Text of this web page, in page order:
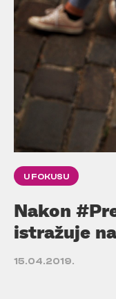
U FOKUSU
Nakon
istražuje
15.04.2019.